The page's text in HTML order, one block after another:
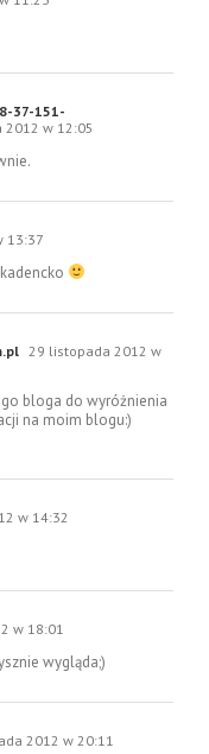
37-151-
w 12:05
13:37
29 listopada 2012 w
bloga do wyróżnienia
na moim blogu:)
w 14:32
w 18:01
wygląda;)
2012 w 20:11